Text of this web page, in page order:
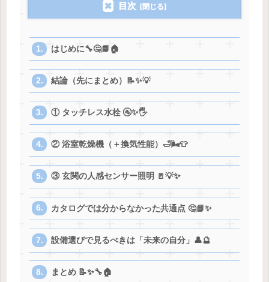
目次
はじめに🔧🤔📘🏠
結論（先にまとめ）📝✨💡
① タッチレス水栓 🚰✨🖐️
② 浴室乾燥機（＋換気性能）🛁🌬️👕
③ 玄関の人感センサー照明 🚪💡✨
カタログでは分からなかった共通点 🤔📘✨
設備選びで見るべきは「未来の自分」👤🔮
まとめ 📝✨🔧🏠